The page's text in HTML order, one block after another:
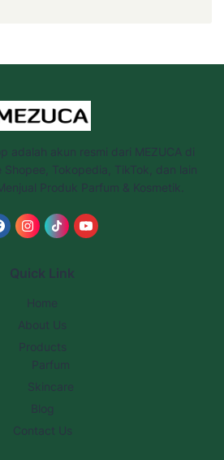
adalah akun resmi dari MEZUCA di
Tokopedia, TikTok, dan lain
Produk Parfum & Kosmetik.
Quick Link
Home
About Us
Products
Parfum
Skincare
Blog
Contact Us